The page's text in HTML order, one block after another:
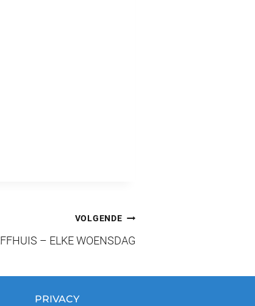
VOLGENDE
– ELKE WOENSDAG
PRIVACY